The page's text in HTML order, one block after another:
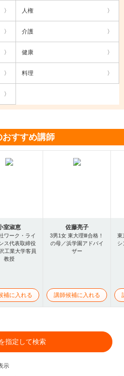
人権
介護
健康
料理
おすすめ講師
室淑恵
ワーク・ライ
ス代表取締役
工業大学客員
教授
補に入れる
佐藤亮子
3男1女 東大理Ⅲ合格！
の母／浜学園アドバイ
ザー
講師候補に入れる
東
シ
指定して検索
示